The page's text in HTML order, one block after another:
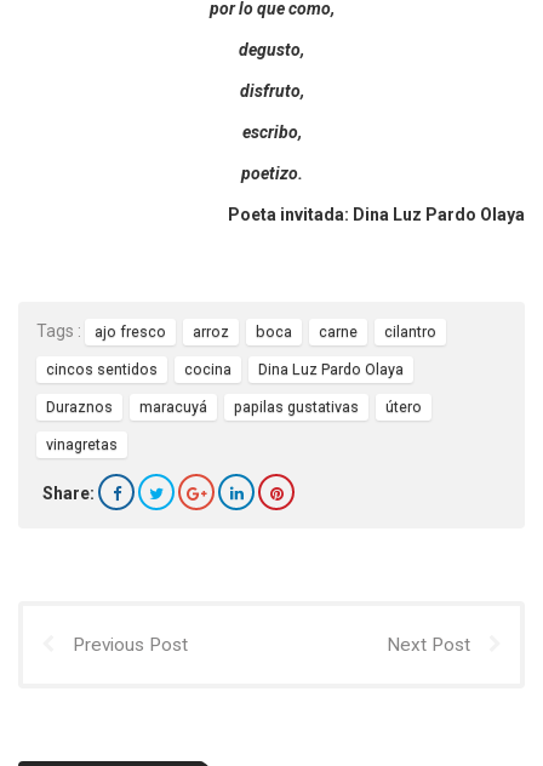
por lo que como,
degusto,
disfruto,
escribo,
poetizo.
Poeta invitada: Dina Luz Pardo Olaya
Tags : ajo fresco arroz boca carne cilantro
cincos sentidos cocina Dina Luz Pardo Olaya
Duraznos maracuyá papilas gustativas útero
vinagretas
Share:
Previous Post Next Post